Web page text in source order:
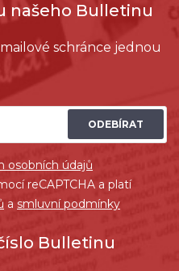
našeho Bulletinu
schránce jednou
ODEBÍRAT
osobních údajů
reCAPTCHA a platí
a smluvní podmínky
Bulletinu